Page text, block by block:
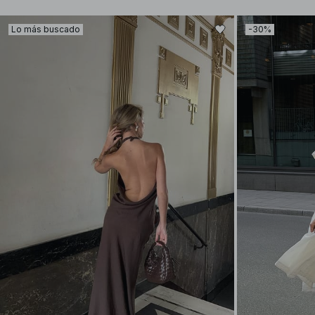
Lo más buscado -30%